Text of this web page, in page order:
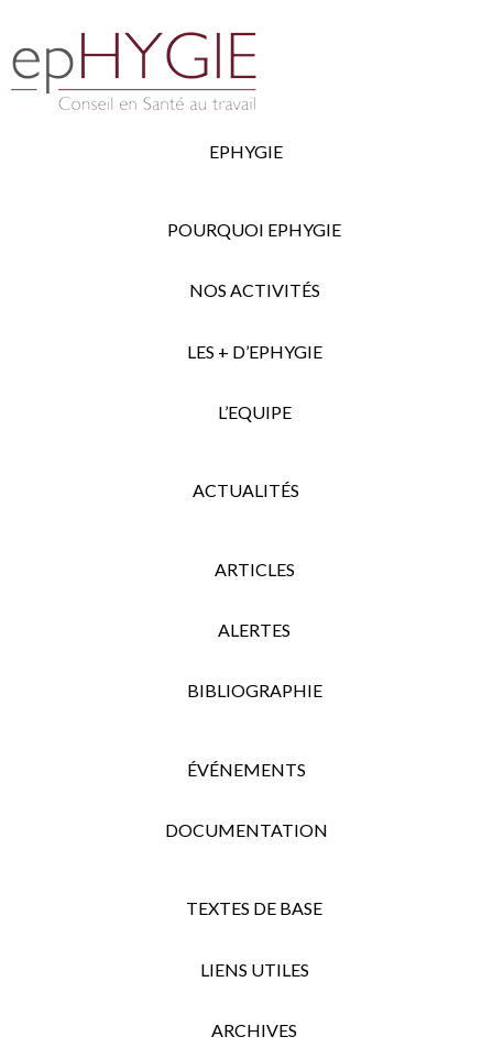
EPHYGIE
POURQUOI EPHYGIE
NOS ACTIVITÉS
LES + D’EPHYGIE
L’EQUIPE
ACTUALITÉS
ARTICLES
ALERTES
BIBLIOGRAPHIE
ÉVÉNEMENTS
DOCUMENTATION
TEXTES DE BASE
LIENS UTILES
ARCHIVES